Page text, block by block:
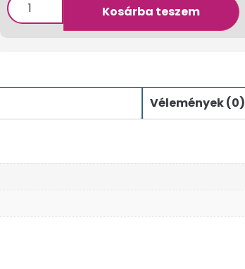
Kosárba teszem
Vélemények (0)